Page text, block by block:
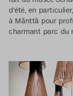
d'été, en
à Mänttä pour
charmant parc du